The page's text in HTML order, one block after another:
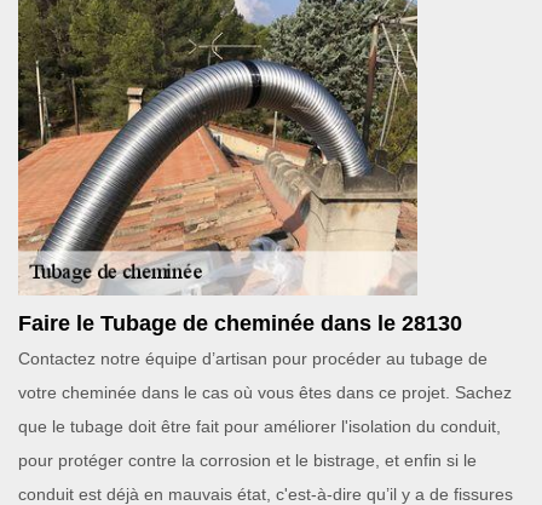
Faire le Tubage de cheminée dans le 28130
Contactez notre équipe d’artisan pour procéder au tubage de
votre cheminée dans le cas où vous êtes dans ce projet. Sachez
que le tubage doit être fait pour améliorer l'isolation du conduit,
pour protéger contre la corrosion et le bistrage, et enfin si le
conduit est déjà en mauvais état, c'est-à-dire qu’il y a de fissures